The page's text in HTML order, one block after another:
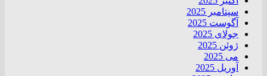
سپتامبر 2025
آگوست 2025
جولای 2025
ژوئن 2025
می 2025
آوریل 2025